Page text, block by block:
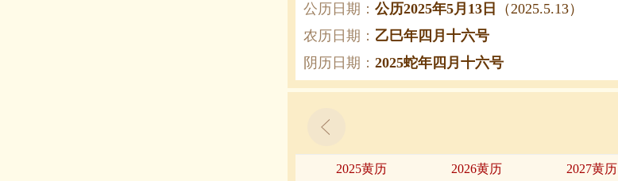
公历日期： 公历2025年5月13日
（2025.5.13）
农历日期： 乙巳年四月十六号
阴历日期： 2025蛇年四月十六号
2025黄历 2026黄历 2027黄历